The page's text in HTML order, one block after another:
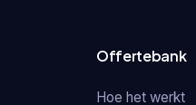
Offertebank
Hoe het werkt